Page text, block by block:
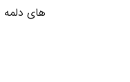
های دلمه ای